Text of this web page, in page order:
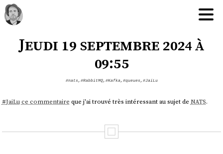
Jeudi 19 septembre 2024 à
09:55
#nats, #RabbitMQ, #Kafka, #queues, #JaiLu
#JaiLuce commentaire que j'ai trouvé très intéressant au sujet de NATS.